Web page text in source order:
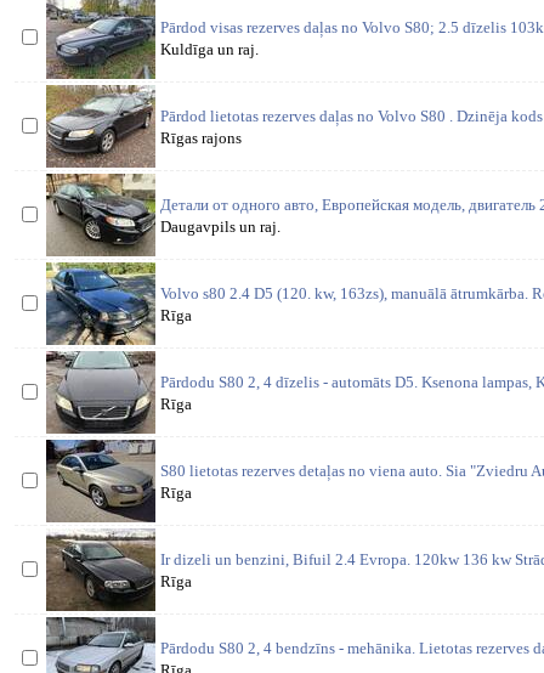
Pārdod visas rezerves daļas no Volvo S80; 2.5 dīzelis
Kuldīga un raj.
Pārdod lietotas rezerves daļas no Volvo S80 . Dzinēja
Rīgas rajons
Детали от одного авто, Европейская модель,
Daugavpils un raj.
Volvo s80 2.4 D5 (120. kw, 163zs), manuālā ātrumkārba.
Rīga
Pārdodu S80 2, 4 dīzelis - automāts D5. Ksenona lampas,
Rīga
S80 lietotas rezerves detaļas no viena auto. Sia "Zviedru
Rīga
Ir dizeli un benzini, Bifuil 2.4 Evropa. 120kw 136 kw
Rīga
Pārdodu S80 2, 4 bendzīns - mehānika. Lietotas rezerves